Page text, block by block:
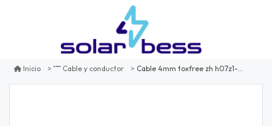
Inicio Cable y conductor Cable 4mm toxfree zh h07z1-k amarillo/verde